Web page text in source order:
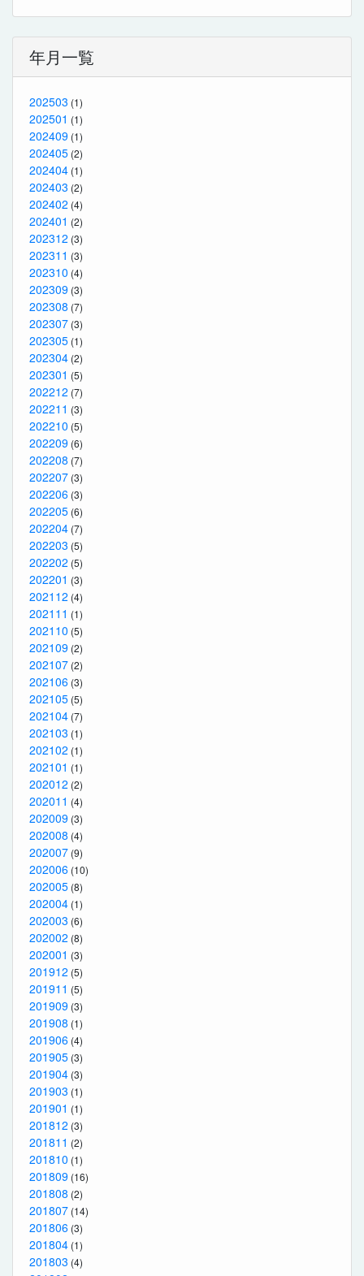
年月一覧
202503 (1)
202501 (1)
202409 (1)
202405 (2)
202404 (1)
202403 (2)
202402 (4)
202401 (2)
202312 (3)
202311 (3)
202310 (4)
202309 (3)
202308 (7)
202307 (3)
202305 (1)
202304 (2)
202301 (5)
202212 (7)
202211 (3)
202210 (5)
202209 (6)
202208 (7)
202207 (3)
202206 (3)
202205 (6)
202204 (7)
202203 (5)
202202 (5)
202201 (3)
202112 (4)
202111 (1)
202110 (5)
202109 (2)
202107 (2)
202106 (3)
202105 (5)
202104 (7)
202103 (1)
202102 (1)
202101 (1)
202012 (2)
202011 (4)
202009 (3)
202008 (4)
202007 (9)
202006 (10)
202005 (8)
202004 (1)
202003 (6)
202002 (8)
202001 (3)
201912 (5)
201911 (5)
201909 (3)
201908 (1)
201906 (4)
201905 (3)
201904 (3)
201903 (1)
201901 (1)
201812 (3)
201811 (2)
201810 (1)
201809 (16)
201808 (2)
201807 (14)
201806 (3)
201804 (1)
201803 (4)